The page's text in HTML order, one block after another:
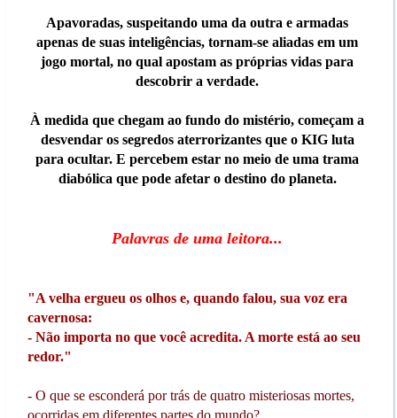
Apavoradas, suspeitando uma da outra e armadas
apenas de suas inteligências, tornam-se aliadas em um
jogo mortal, no qual apostam as próprias vidas para
descobrir a verdade.
À medida que chegam ao fundo do mistério, começam a
desvendar os segredos aterrorizantes que o KIG luta
para ocultar. E percebem estar no meio de uma trama
diabólica que pode afetar o destino do planeta.
Palavras de uma leitora...
"A velha ergueu os olhos e, quando falou, sua voz era
cavernosa:
- Não importa no que você acredita. A morte está ao seu
redor."
- O que se esconderá por trás de quatro misteriosas mortes,
ocorridas em diferentes partes do mundo?